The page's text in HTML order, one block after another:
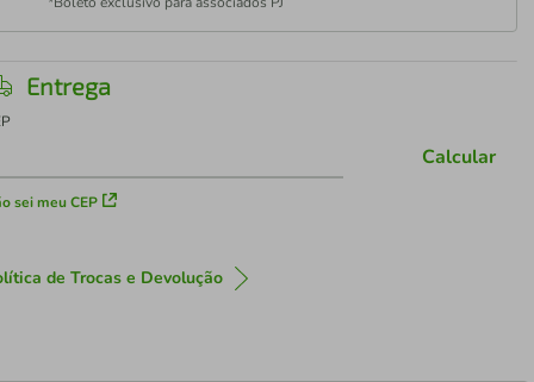
Entrega
sei meu CEP
Calcular
de Trocas e Devolução